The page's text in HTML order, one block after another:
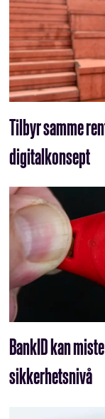
Tilbyr samme
digitalkonsept
BankID kan
sikkerhetsnivå